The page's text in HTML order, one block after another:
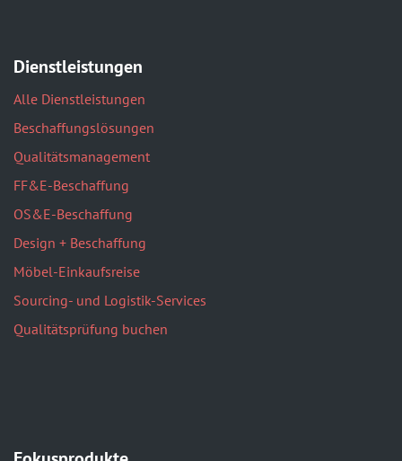
Dienstleistungen
Alle Dienstleistungen
Beschaffungslösungen
Qualitätsmanagement
FF&E-Beschaffung
OS&E-Beschaffung
Design + Beschaffung
Möbel-Einkaufsreise
Sourcing- und Logistik-Services
Qualitätsprüfung buchen